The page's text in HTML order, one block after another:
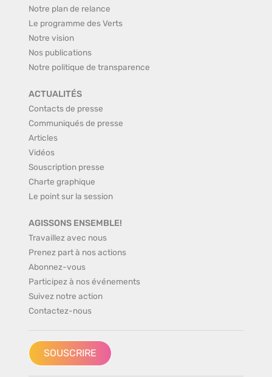
Notre plan de relance
Le programme des Verts
Notre vision
Nos publications
Notre politique de transparence
ACTUALITÉS
Contacts de presse
Communiqués de presse
Articles
Vidéos
Souscription presse
Charte graphique
Le point sur la session
AGISSONS ENSEMBLE!
Travaillez avec nous
Prenez part à nos actions
Abonnez-vous
Participez à nos événements
Suivez notre action
Contactez-nous
SOUSCRIRE